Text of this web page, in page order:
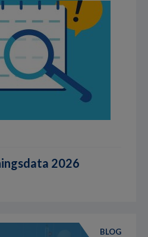
2026
BLOG